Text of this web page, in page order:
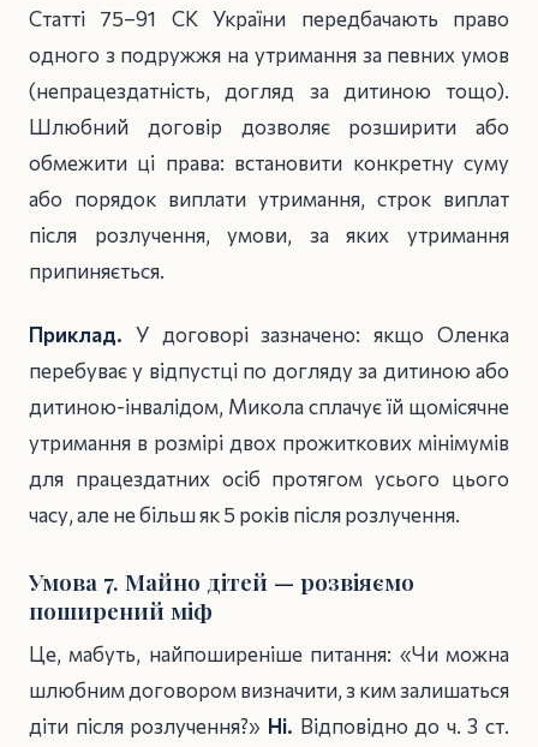
Статті 75–91 СК України передбачають право
одного з подружжя на утримання за певних умов
(непрацездатність, догляд за дитиною тощо).
Шлюбний договір дозволяє розширити або
обмежити ці права: встановити конкретну суму
або порядок виплати утримання, строк виплат
після розлучення, умови, за яких утримання
припиняється.
Приклад. У договорі зазначено: якщо Оленка
перебуває у відпустці по догляду за дитиною або
дитиною-інвалідом, Микола сплачує їй щомісячне
утримання в розмірі двох прожиткових мінімумів
для працездатних осіб протягом усього цього
часу, але не більш як 5 років після розлучення.
Умова 7. Майно дітей — розвіяємо
поширений міф
Це, мабуть, найпоширеніше питання: «Чи можна
шлюбним договором визначити, з ким залишаться
діти після розлучення?» Ні. Відповідно до ч. 3 ст.